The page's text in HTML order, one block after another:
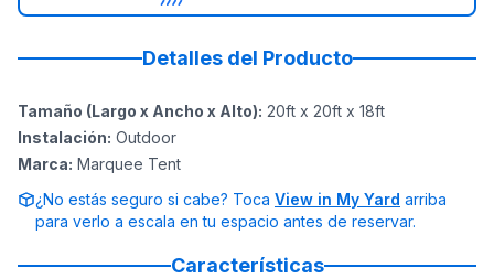
Detalles del Producto
Tamaño (Largo x Ancho x Alto): 20ft x 20ft x 18ft
Instalación: Outdoor
Marca: Marquee Tent
¿No estás seguro si cabe? Toca View in My Yard arriba
para verlo a escala en tu espacio antes de reservar.
Características